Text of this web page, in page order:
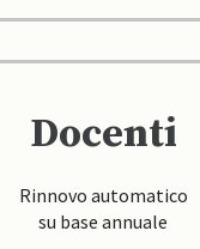
Docenti
Rinnovo automatico
su base annuale